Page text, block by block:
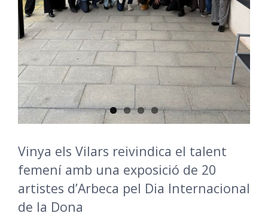
Vinya els Vilars reivindica el talent
femení amb una exposició de 20
artistes d’Arbeca pel Dia Internacional
de la Dona